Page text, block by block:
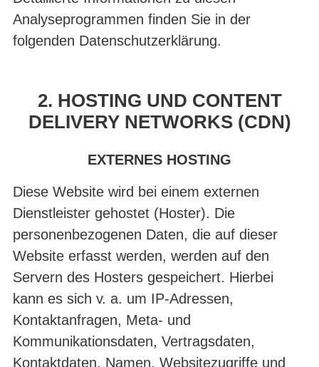
Analyseprogrammen finden Sie in der
folgenden Datenschutzerklärung.
2. HOSTING UND CONTENT
DELIVERY NETWORKS (CDN)
EXTERNES HOSTING
Diese Website wird bei einem externen
Dienstleister gehostet (Hoster). Die
personenbezogenen Daten, die auf dieser
Website erfasst werden, werden auf den
Servern des Hosters gespeichert. Hierbei
kann es sich v. a. um IP-Adressen,
Kontaktanfragen, Meta- und
Kommunikationsdaten, Vertragsdaten,
Kontaktdaten, Namen, Websitezugriffe und